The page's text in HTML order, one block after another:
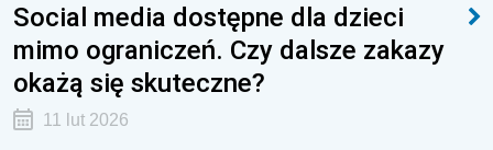
Social media dostępne dla dzieci
mimo ograniczeń. Czy dalsze zakazy
okażą się skuteczne?
11 lut 2026